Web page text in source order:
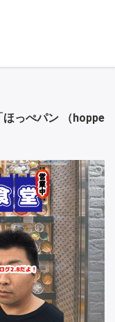
ほっぺパン （hoppe